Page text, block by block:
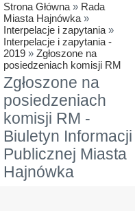
Strona Główna » Rada
Miasta Hajnówka »
Interpelacje i zapytania »
Interpelacje i zapytania -
2019 » Zgłoszone na
posiedzeniach komisji RM
Zgłoszone na
posiedzeniach
komisji RM -
Biuletyn Informacji
Publicznej Miasta
Hajnówka